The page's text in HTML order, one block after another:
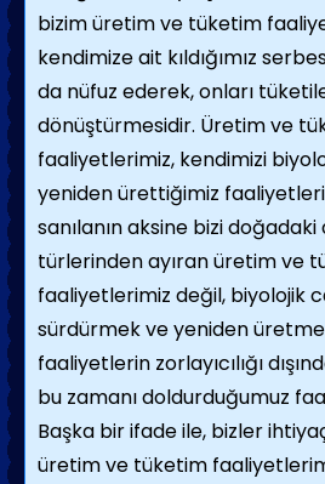
bizim üretim ve tüketim
kendimize ait kıldığımız
da nüfuz ederek, onları
dönüştürmesidir. Üretim ve
faaliyetlerimiz, kendimizi
yeniden ürettiğimiz
sanılanın aksine bizi doğadaki
türlerinden ayıran üretim ve
faaliyetlerimiz değil, biyolojik
sürdürmek ve yeniden
faaliyetlerin zorlayıcılığı
bu zamanı doldurduğumuz
Başka bir ifade ile, bizler
üretim ve tüketim